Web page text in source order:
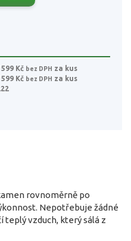
599 Kč bez DPH za kus
599 Kč bez DPH za kus
rovnoměrně po
Nepotřebuje žádné
teplý vzduch, který sálá z